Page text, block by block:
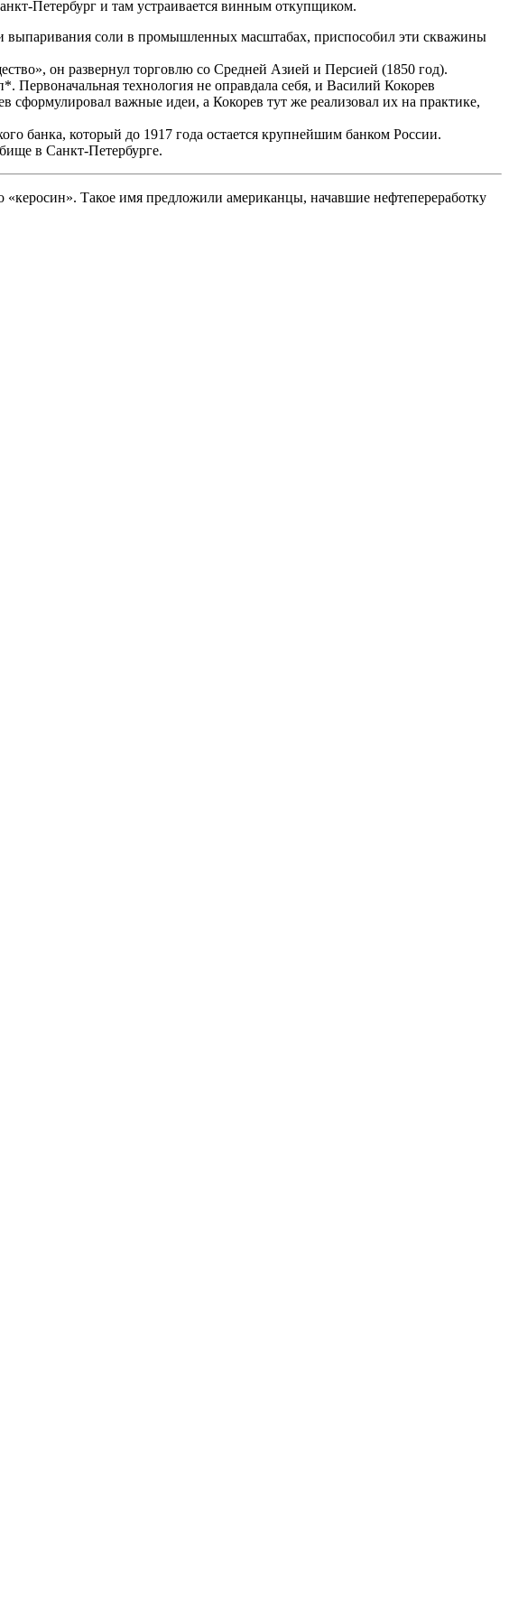
Петербург и там устраивается винным откупщиком.
выпаривания соли в промышленных масштабах, приспособил эти скважины
он развернул торговлю со Средней Азией и Персией (1850 год).
Первоначальная технология не оправдала себя, и Василий Кокорев
важные идеи, а Кокорев тут же реализовал их на практике,
банка, который до 1917 года остается крупнейшим банком России.
в Санкт-Петербурге.
Такое имя предложили американцы, начавшие нефтепереработку